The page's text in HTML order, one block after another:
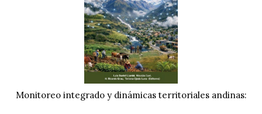
Monitoreo integrado y dinámicas territoriales andinas: